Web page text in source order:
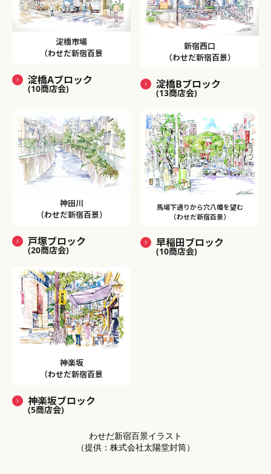
淀橋市場
（わせだ新宿百景
淀橋Aブロック
(10商店会)
新宿西口
（わせだ新宿百景）
淀橋Bブロック
(13商店会)
神田川
（わせだ新宿百景）
戸塚ブロック
(20商店会)
馬場下通りから穴八幡を望む
（わせだ新宿百景）
早稲田ブロック
(10商店会)
神楽坂
（わせだ新宿百景
神楽坂ブロック
(5商店会)
わせだ新宿百景イラスト
（提供：株式会社太陽堂封筒）